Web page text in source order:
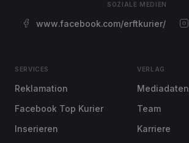
SOZIALE MEDIEN
www.facebook.com/erftkurier/
SERVICES
Reklamation
Facebook Top Kurier
Inserieren
VERLAG
Mediadaten
Team
Karriere